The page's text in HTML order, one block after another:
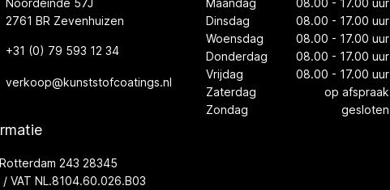
Noordeinde 57J
2761 BR Zevenhuizen
+31 (0) 79 593 12 34
verkoop@kunststofcoatings.nl
243 28345
/ VAT NL.8104.60.026.B03
Maandag
08.00 - 17.00 uur
Dinsdag
08.00 - 17.00 uur
Woensdag
08.00 - 17.00 uur
Donderdag
08.00 - 17.00 uur
Vrijdag
08.00 - 17.00 uur
Zaterdag
op afspraak
Zondag
gesloten